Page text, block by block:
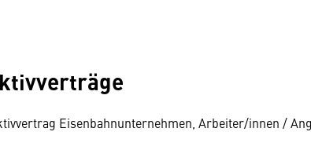
Eisenbahnunternehmen, Arbeiter/innen /